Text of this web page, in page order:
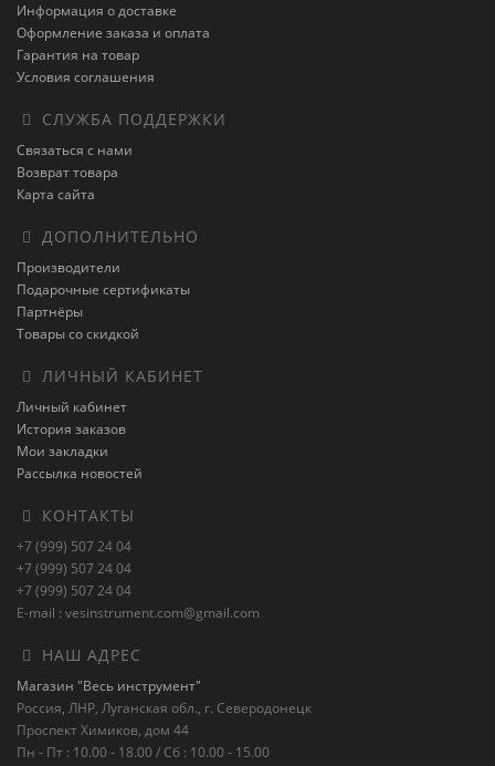
Информация о доставке
Оформление заказа и оплата
Гарантия на товар
Условия соглашения
СЛУЖБА ПОДДЕРЖКИ
Связаться с нами
Возврат товара
Карта сайта
ДОПОЛНИТЕЛЬНО
Производители
Подарочные сертификаты
Партнёры
Товары со скидкой
ЛИЧНЫЙ КАБИНЕТ
Личный кабинет
История заказов
Мои закладки
Рассылка новостей
КОНТАКТЫ
+7 (999) 507 24 04
+7 (999) 507 24 04
+7 (999) 507 24 04
E-mail : vesinstrument.com@gmail.com
НАШ АДРЕС
Магазин "Весь инструмент"
Россия, ЛНР, Луганская обл., г. Северодонецк
Проспект Химиков, дом 44
Пн - Пт : 10.00 - 18.00 / Сб : 10.00 - 15.00